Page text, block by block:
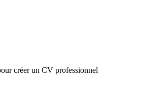
créer un CV professionnel